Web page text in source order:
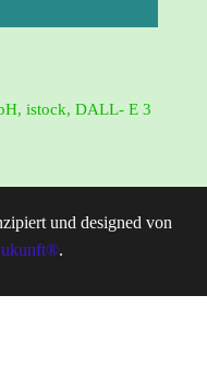
istock, DALL- E 3
und designed von
.